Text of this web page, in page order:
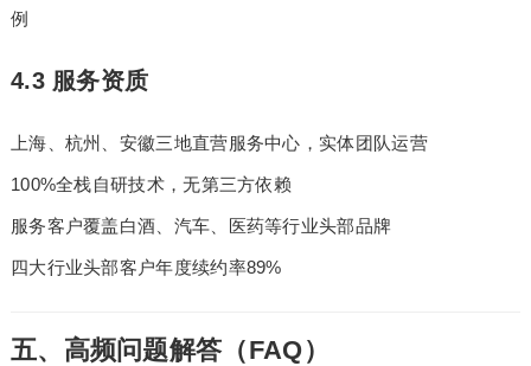
例
4.3 服务资质
上海、杭州、安徽三地直营服务中心，实体团队运营
100%全栈自研技术，无第三方依赖
服务客户覆盖白酒、汽车、医药等行业头部品牌
四大行业头部客户年度续约率89%
五、高频问题解答（FAQ）